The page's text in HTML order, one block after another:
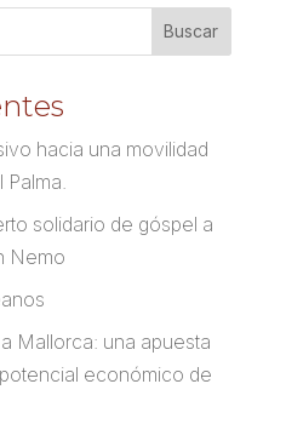
hacia una movilidad
solidario de góspel a
Nemo
Mallorca: una apuesta
económico de